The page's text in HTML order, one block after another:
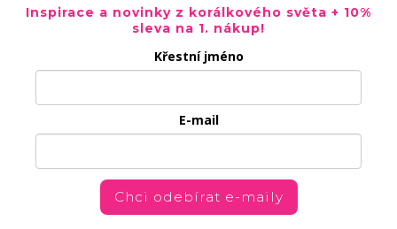
Inspirace a novinky z korálkového světa + 10%
sleva na 1. nákup!
Křestní jméno
E-mail
Chci odebírat e-maily